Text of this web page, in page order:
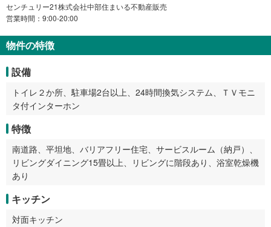
センチュリー21株式会社中部住まいる不動産販売
営業時間：9:00-20:00
物件の特徴
設備
トイレ２か所、駐車場2台以上、24時間換気システム、ＴＶモニ
タ付インターホン
特徴
南道路、平坦地、バリアフリー住宅、サービスルーム（納戸）、
リビングダイニング15畳以上、リビングに階段あり、浴室乾燥機
あり
キッチン
対面キッチン